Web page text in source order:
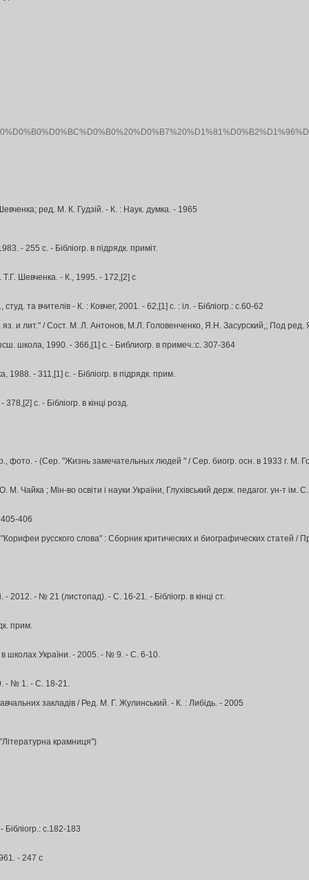
ред. М. К. Гудзій. - К. : Наук. думка. - 1965
- 255 с. - Бібліогр. в підрядк. приміт.
Т.Г. Шевченка. - К., 1995. - 172,[2] с
та вчителів - К. : Ковчег, 2001. - 62,[1] с. : іл. - Бібліогр.: с.60-62
и лит." / Сост. М. Л. Антонов, М.Л. Головенченко, Я.Н. Засурский,; Под
школа, 1990. - 366,[1] с. - Библиогр. в примеч.:с. 307-364
1988. - 311,[1] с. - Бібліогр. в підрядк. прим.
с. - Бібліогр. в кінці розд.
- (Сер. "Жизнь замечательных людей " / Сер. биогр. осн. в 1933 г. М.
Чайка ; Мін-во освіти і науки України, Глухівський держ. педагог. ун-т
406
русского слова" : Сборник критических и биографических статей /
2012. - № 21 (листопад). - С. 16-21. - Бібліогр. в кінці ст.
прим.
в школах України. - 2005. - № 9. - С. 6-10.
- № 1. - С. 18-21.
закладів / Ред. М. Г. Жулинський. - К. : Либідь. - 2005
крамниця")
с.182-183
- 247 с